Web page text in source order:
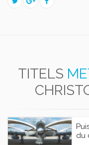
TITELS
du